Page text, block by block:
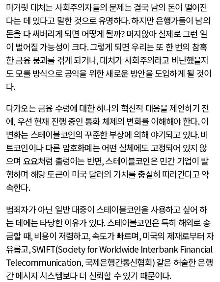
마거릿 대처는 사회주의자들의 문제는 결국 남의 돈이 떨어진
다는 데 있다고 말한 것으로 유명하다.하지만 은행가들이 남의
돈을 다 써버리게 되면 어떻게 될까?머지않아 실제로 그런 일
이 벌어질 가능성이 크다.그렇게 되면 우리는 또 한 번의 참혹
한 금융 붕괴를 겪게 되거나,대처가 사회주의라고 비난했을지
도 모를 방식으로 공익을 위한 새로운 방안을 도입하게 될 것이
다.
다가오는 금융 수렁에 대한 하나의 혁신적 대응을 제안하기 전
에, 우선 현재 진행 중인 통화 체제의 변화를 이해해야 한다.이
변화는 스테이블코인의 꾸준한 부상에 의해 야기되고 있다.비
트코인이나 다른 암호화폐는 어떤 실체에도 고정되어 있지 않
으며 요요처럼 출렁이는 반면,스테이블코인은 민간 기업이 발
행하며 해당 토큰이 미국 달러의 가치를 충실히 따라간다고 약
속한다.
범죄자가 아닌 일반 대중이 스테이블코인을 사용하고 싶어 하
는 데에는 타당한 이유가 있다.스테이블코인은 특히 해외로 송
금할 때,비용이 저렴하고,속도가 빠르며,미국의 제재로부터 자
유롭고, SWIFT(Society for Worldwide Interbank Financial
Telecommunication, 국제은행간통신협회)같은 허술한 은행
간 메시지 시스템보다 더 신뢰할 수 있기 때문이다.